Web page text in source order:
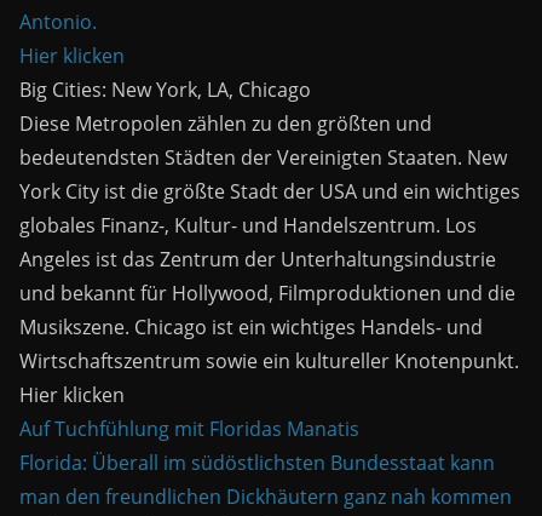
Antonio.
Hier klicken
Big Cities: New York, LA, Chicago
Diese Metropolen zählen zu den größten und
bedeutendsten Städten der Vereinigten Staaten. New
York City ist die größte Stadt der USA und ein wichtiges
globales Finanz-, Kultur- und Handelszentrum. Los
Angeles ist das Zentrum der Unterhaltungsindustrie
und bekannt für Hollywood, Filmproduktionen und die
Musikszene. Chicago ist ein wichtiges Handels- und
Wirtschaftszentrum sowie ein kultureller Knotenpunkt.
Hier klicken
Auf Tuchfühlung mit Floridas Manatis
Florida: Überall im südöstlichsten Bundesstaat kann
man den freundlichen Dickhäutern ganz nah kommen